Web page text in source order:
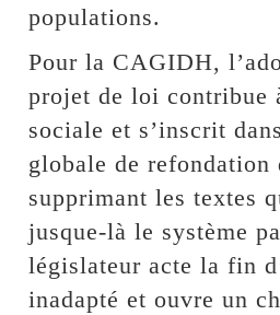
populations.
Pour la CAGIDH,
projet de loi contribue
sociale et s’inscrit
globale de refondation
supprimant les textes
jusque-là le système
législateur acte la fin
inadapté et ouvre un